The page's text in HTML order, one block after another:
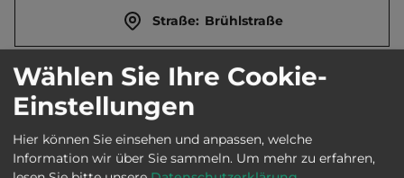
Straße: Brühlstraße
E-Mail: info@edelsteinstrasse.de
Öffnungszeiten: Ganzjährig geöffnet
Wählen Sie Ihre Cookie-
Einstellungen
Hier können Sie einsehen und anpassen, welche
Information wir über Sie sammeln. Um mehr zu erfahren,